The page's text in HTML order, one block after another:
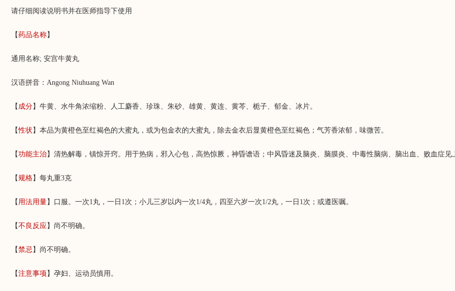
请仔细阅读说明书并在医师指导下使用
【药品名称】
通用名称; 安宫牛黄丸
汉语拼音：Angong Niuhuang Wan
【 成分】牛黄、水牛角浓缩粉、人工麝香、珍珠、朱砂、雄黄、黄连、黄芩、栀子、郁金、冰片。
【性状 】本品为黄橙色至红褐色的大蜜丸，或为包金衣的大蜜丸，除去金衣后显黄橙色至红褐色；气芳香浓郁，味微苦。
【功能主治】清热解毒，镇惊开窍。用于热病，邪入心包，高热惊厥，神昏谵语；中风昏迷及脑炎、脑膜炎、中毒性脑病、脑出血、败血症见
【规格】每丸重3克
【 用法用量】口服。一次1丸，一日1次；小儿三岁以内一次1/4丸，四至六岁一次1/2丸，一日1次；或遵医嘱。
【不良反应】尚不明确。
【禁忌 】尚不明确。
【注意事项 】孕妇、运动员慎用。